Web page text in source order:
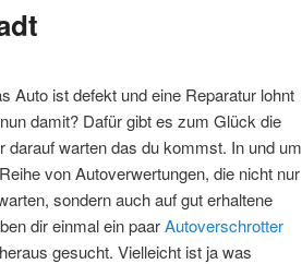
Auto ist defekt und eine Reparatur lohnt
damit? Dafür gibt es zum Glück die
darauf warten das du kommst. In und um
von Autoverwertungen, die nicht nur
sondern auch auf gut erhaltene
dir einmal ein paarAutoverschrotter
gesucht. Vielleicht ist ja was